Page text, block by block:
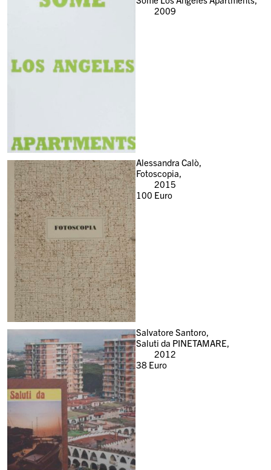
2009
Alessandra Calò,
Fotoscopia,
2015
100 Euro
Salvatore Santoro,
Saluti da PINETAMARE,
2012
38Euro